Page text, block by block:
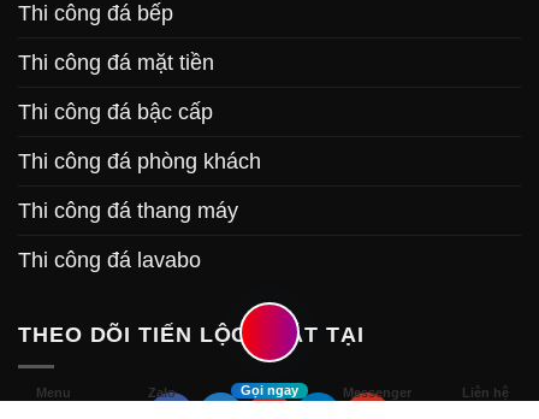
Thi công đá bếp
Thi công đá mặt tiền
Thi công đá bậc cấp
Thi công đá phòng khách
Thi công đá thang máy
Thi công đá lavabo
THEO DÕI TIẾN LỘC PHÁT TẠI
Menu Zalo Gọi ngay Messenger Liên hệ